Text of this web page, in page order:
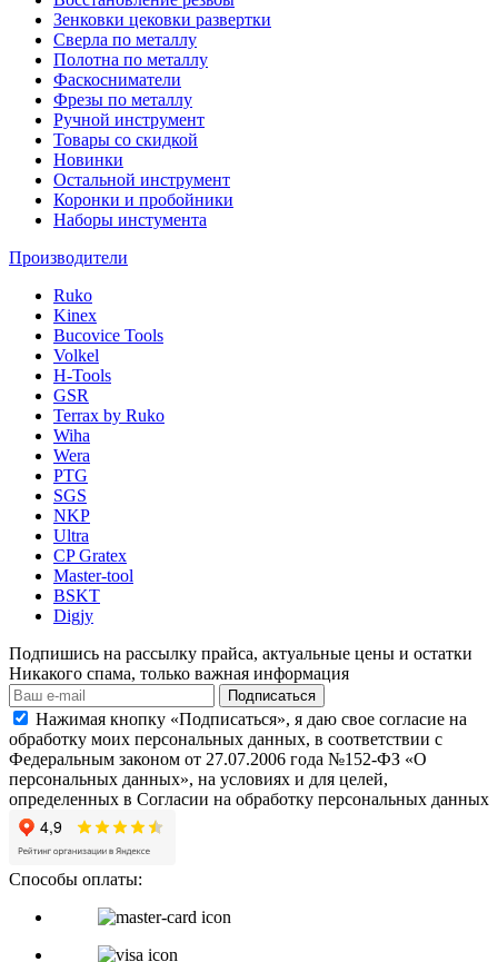
Зенковки цековки развертки
Сверла по металлу
Полотна по металлу
Фаскосниматели
Фрезы по металлу
Ручной инструмент
Товары со скидкой
Новинки
Остальной инструмент
Коронки и пробойники
Наборы инстумента
Производители
Ruko
Kinex
Bucovice Tools
Volkel
H-Tools
GSR
Terrax by Ruko
Wiha
Wera
PTG
SGS
NKP
Ultra
CP Gratex
Master-tool
BSKT
Digjy
Подпишись на рассылку прайса, актуальные цены и остатки
Никакого спама, только важная информация
Подписаться
Нажимая кнопку «Подписаться», я даю свое согласие на
обработку моих персональных данных, в соответствии с
Федеральным законом от 27.07.2006 года №152-ФЗ «О
персональных данных», на условиях и для целей,
определенных в Согласии на обработку персональных данных
Способы оплаты: